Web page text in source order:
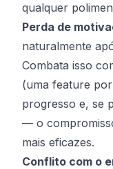
qualquer
Perda de
naturalmente
Combata isso
(uma feature
progresso e, se
— o
mais eficazes.
Conflito com o